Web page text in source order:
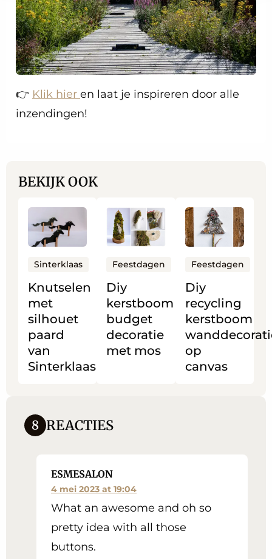
👉 Klik hier en laat je inspireren door alle
inzendingen!
BEKIJK OOK
Knutselen
met
silhouet
paard
van
Sinterklaas
Sinterklaas
Lees
meer
over
Knutselen
met
silhouet
paard
van
Sinterklaas
Diy
kerstboom
budget
decoratie
met mos
Feestdagen
Lees
meer
over
Diy
kerstboom
budget
decoratie
met
mos
Diy
recycling
kerstboom
op
canvas
Feestdagen
Lees
meer
over
Diy
recycling
kerstboom
wanddecoratie
op
canvas
8 REACTIES
ESMESALON
4 mei 2023 at 19:04
What an awesome and oh so
pretty idea with all those
buttons.